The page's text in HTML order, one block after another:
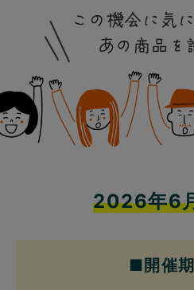
2026年6
■開催